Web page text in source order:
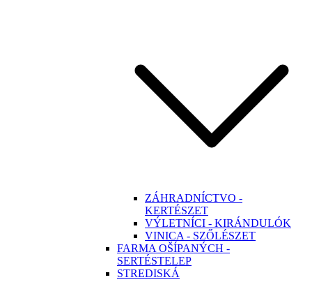
ZÁHRADNÍCTVO -
KERTÉSZET
VÝLETNÍCI - KIRÁNDULÓK
VINICA - SZŐLÉSZET
FARMA OŠÍPANÝCH -
SERTÉSTELEP
STREDISKÁ